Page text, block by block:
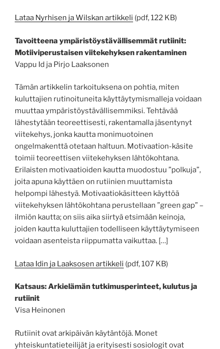
Lataa Nyrhisen ja Wilskan artikkeli (pdf, 122 KB)
Tavoitteena ympäristöystävällisemmät rutiinit:
Motiiviperustaisen viitekehyksen rakentaminen
Vappu Id ja Pirjo Laaksonen
Tämän artikkelin tarkoituksena on pohtia, miten
kuluttajien rutinoituneita käyttäytymismalleja voidaan
muuttaa ympäristöystävällisemmiksi. Tehtävää
lähestytään teoreettisesti, rakentamalla jäsentynyt
viitekehys, jonka kautta monimuotoinen
ongelmakenttä otetaan haltuun. Motivaation-käsite
toimii teoreettisen viitekehyksen lähtökohtana.
Erilaisten motivaatioiden kautta muodostuu ”polkuja”,
joita apuna käyttäen on rutiinien muuttamista
helpompi lähestyä. Motivaatiokäsitteen käyttöä
viitekehyksen lähtökohtana perustellaan ”green gap” –
ilmiön kautta; on siis aika siirtyä etsimään keinoja,
joiden kautta kuluttajien todelliseen käyttäytymiseen
voidaan asenteista riippumatta vaikuttaa. […]
Lataa Idin ja Laaksosen artikkeli (pdf, 107 KB)
Katsaus: Arkielämän tutkimusperinteet, kulutus ja
rutiinit
Visa Heinonen
Rutiinit ovat arkipäivän käytäntöjä. Monet
yhteiskuntatieteilijät ja erityisesti sosiologit ovat